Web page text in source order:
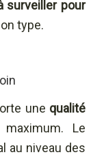
surveiller pour
type.
une qualité
maximum. Le
au niveau des